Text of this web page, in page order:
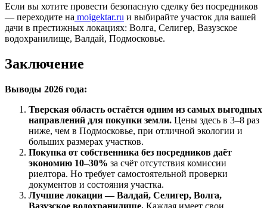
Если вы хотите провести безопасную сделку без посредников
— переходите на moigektar.ru и выбирайте участок для вашей
дачи в престижных локациях: Волга, Селигер, Вазузское
водохранилище, Валдай, Подмосковье.
Заключение
Выводы 2026 года:
Тверская область остаётся одним из самых выгодных
направлений для покупки земли. Цены здесь в 3–8 раз
ниже, чем в Подмосковье, при отличной экологии и
больших размерах участков.
Покупка от собственника без посредников даёт
экономию 10–30% за счёт отсутствия комиссии
риелтора. Но требует самостоятельной проверки
документов и состояния участка.
Лучшие локации — Валдай, Селигер, Волга,
Вазузское водохранилище. Каждая имеет свои